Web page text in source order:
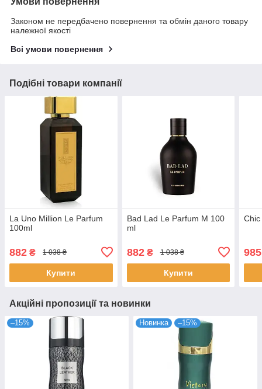
Законом не передбачено повернення та обмін даного товару
належної якості
Всі умови повернення
Подібні товари компанії
La Uno Million Le Parfum
100ml
882 ₴ 1 038 ₴
Купити
Bad Lad Le Parfum M 100
ml
882₴ 1 038 ₴
Купити
985
Акційні пропозиції та новинки
–15% Новинка –15%